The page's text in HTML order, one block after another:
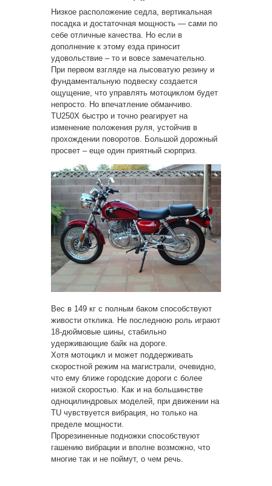
Низкое расположение седла, вертикальная
посадка и достаточная мощность — сами по
себе отличные качества. Но если в
дополнение к этому езда приносит
удовольствие – то и вовсе замечательно.
При первом взгляде на лысоватую резину и
фундаментальную подвеску создается
ощущение, что управлять мотоциклом будет
непросто. Но впечатление обманчиво.
TU250X быстро и точно реагирует на
изменение положения руля, устойчив в
прохождении поворотов. Большой дорожный
просвет – еще один приятный сюрприз.
Вес в 149 кг с полным баком способствуют
живости отклика. Не последнюю роль играют
18-дюймовые шины, стабильно
удерживающие байк на дороге.
Хотя мотоцикл и может поддерживать
скоростной режим на магистрали, очевидно,
что ему ближе городские дороги с более
низкой скоростью. Как и на большинстве
одноцилиндровых моделей, при движении на
TU чувствуется вибрация, но только на
пределе мощности.
Прорезиненные подножки способствуют
гашению вибрации и вполне возможно, что
многие так и не поймут, о чем речь.